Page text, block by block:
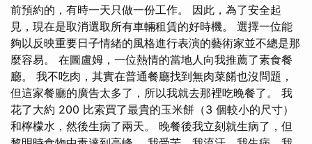
前預約的，有時一天只做一份工作。 因此，為了安全起
見，現在是取消選取所有車輛租賃的好時機。 選擇一位能
夠以反映重要日子情緒的風格進行表演的藝術家並不總是那
麼容易。 在圖盧姆，一位熱情的當地人向我推薦了素食餐
廳。 我不吃肉，其實在普通餐廳找到無肉菜餚也沒問題，
但這家餐廳的廣告太多了，所以我就去那裡吃晚餐了。 我
花了大約 200 比索買了最貴的玉米餅（3 個較小的尺寸）
和檸檬水，然後生病了兩天。 晚餐後我立刻就生病了，但